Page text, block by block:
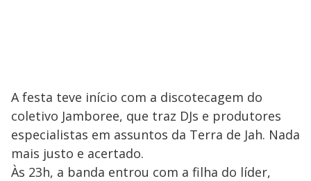
A festa teve início com a discotecagem do
coletivo Jamboree, que traz DJs e produtores
especialistas em assuntos da Terra de Jah. Nada
mais justo e acertado.
Às 23h, a banda entrou com a filha do líder,